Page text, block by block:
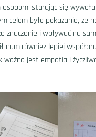
starając się
celem było pokazanie, że
znaczenie i wpływać na
nam również lepiej
ważna jest empatia i